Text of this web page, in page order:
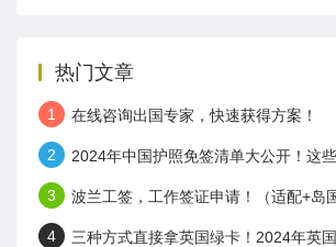
热门文章
1 在线咨询出国专家，快速获得方案！
2 2024年中国护照免签清单大公开！这
3 波兰工签，工作签证申请！（适配+岛
4 三种方式直接拿英国绿卡！2024年英